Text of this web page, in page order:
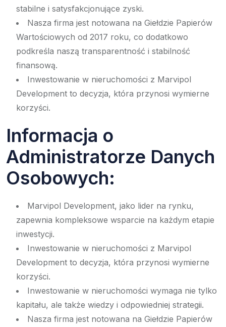
stabilne i satysfakcjonujące zyski.
Nasza firma jest notowana na Giełdzie Papierów
Wartościowych od 2017 roku, co dodatkowo
podkreśla naszą transparentność i stabilność
finansową.
Inwestowanie w nieruchomości z Marvipol
Development to decyzja, która przynosi wymierne
korzyści.
Informacja o
Administratorze Danych
Osobowych:
Marvipol Development, jako lider na rynku,
zapewnia kompleksowe wsparcie na każdym etapie
inwestycji.
Inwestowanie w nieruchomości z Marvipol
Development to decyzja, która przynosi wymierne
korzyści.
Inwestowanie w nieruchomości wymaga nie tylko
kapitału, ale także wiedzy i odpowiedniej strategii.
Nasza firma jest notowana na Giełdzie Papierów